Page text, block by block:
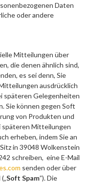
Daten
oder andere
Mitteilungen über
die denen ähnlich sind,
es sei denn, Sie
ausdrücklich
späteren Gelegenheiten
Sie können gegen Soft
von Produkten und
späteren Mitteilungen
erheben, indem Sie an
in 39048 Wolkenstein
schreiben, eine E-Mail
senden oder über
Soft Spam”). Die